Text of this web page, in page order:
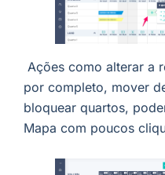
Ações como alterar a
por completo, mover
bloquear quartos,
Mapa com poucos